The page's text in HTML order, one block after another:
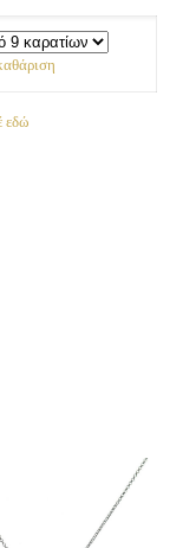
εδώ